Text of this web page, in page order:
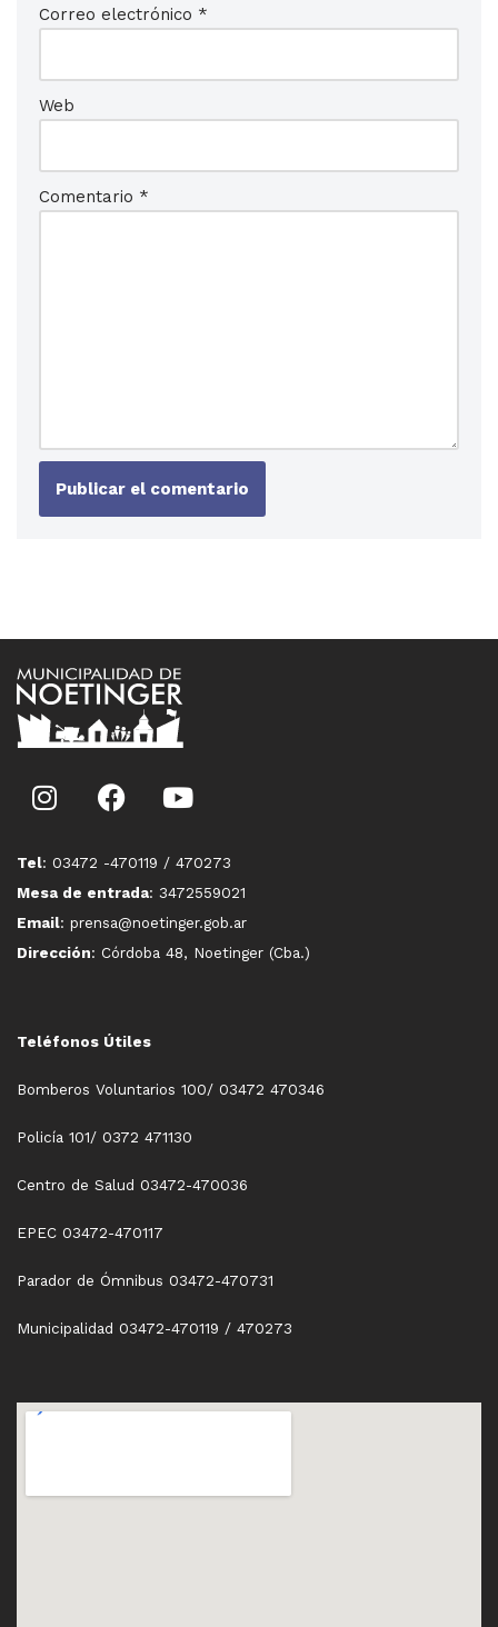
Correo electrónico *
Web
Comentario *
Tel: 03472 -470119 / 470273
Mesa de entrada: 3472559021
Email: prensa@noetinger.gob.ar
Dirección: Córdoba 48, Noetinger (Cba.)
Teléfonos Útiles
Bomberos Voluntarios 100/ 03472 470346
Policía 101/ 0372 471130
Centro de Salud 03472-470036
EPEC 03472-470117
Parador de Ómnibus 03472-470731
Municipalidad 03472-470119 / 470273